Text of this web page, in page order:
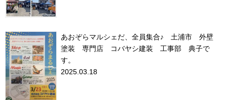
あおぞらマルシェだ、全員集合♪ 土浦市 外壁
塗装 専門店 コバヤシ建装 工事部 典子で
す。
2025.03.18